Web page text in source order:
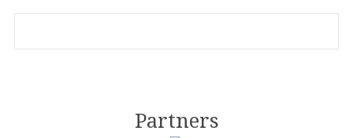
Partners